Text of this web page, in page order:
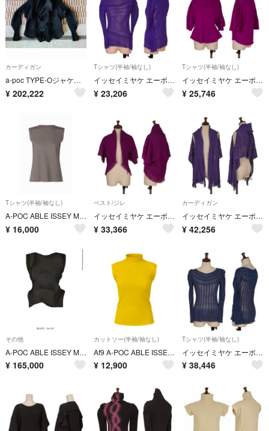
カーディガン
a-poc TYPE-Oジャケット1黒イッセイミヤケプリーツ三宅一生カーディガン
¥ 202,222
Tシャツ(半袖/袖なし)
イッセイミヤケ エーポックISSEY MIYAKE A-POC INSIDE 染めメッシュハイネックカットソー 紫2
¥ 23,206
Tシャツ(半袖/袖なし)
イッセイミヤケ エーポックISSEY MIYAKE A-POC INSIDE 染めメッシュ切替半袖カットソー 紫2
¥ 25,746
Tシャツ(半袖/袖なし)
A-POC ABLE ISSEY MIYAKE 1 トップス
¥ 16,000
ベスト/ジレ
イッセイミヤケ エーポックISSEY MIYAKE A-POC INSIDE 染めメッシュカッティングフリンジボレロ 紫2
¥ 33,366
カーディガン
イッセイミヤケ エーポックISSEY MIYAKE A-POC INSIDE 染めメッシュフリンジノースリーブカーディガン 紫F
¥ 42,256
その他
A-POC ABLE ISSEY MIYAKE TYPE-O 003 BK
¥ 165,000
カットソー(半袖/袖なし)
Af9 A-POC ABLE ISSEY MIYAKE エイポックエイブルイッセイミヤケ ストレッチ 半袖カットソー ショートスリーブ トップス 日本製 AP33JJ405 2 イエロー ウール ナイロン レディースo07t
¥ 12,900
Tシャツ(半袖/袖なし)
イッセイミヤケ エーポックISSEY MIYAKE A-POC INSIDE 染めカッティングメッシュカットソー 青2
¥ 38,446